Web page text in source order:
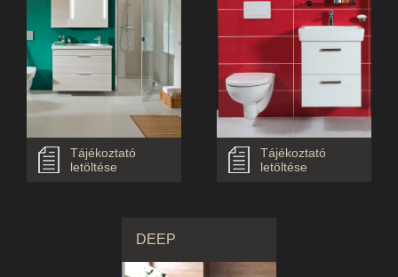
Tájékoztató
letöltése
Tájékoztató
letöltése
DEEP